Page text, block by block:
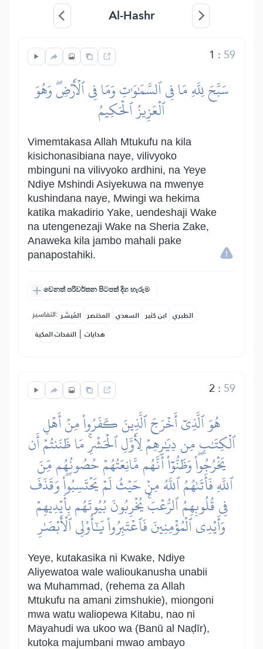
Al-Hashr
1 : 59
سَبَّحَ لِلَّهِ مَا فِي ٱلسَّمَٰوَٰتِ وَمَا فِي ٱلۡأَرۡضِۖ وَهُوَ
ٱلۡعَزِيزُ ٱلۡحَكِيمُ
Vimemtakasa Allah Mtukufu na kila
kisichonasibiana naye, vilivyoko
mbinguni na vilivyoko ardhini, na Yeye
Ndiye Mshindi Asiyekuwa na mwenye
kushindana naye, Mwingi wa hekima
katika makadirio Yake, uendeshaji Wake
na utengenezaji Wake na Sheria Zake,
Anaweka kila jambo mahali pake
panapostahiki.
වෙනත් පරිවර්තන පිටපත් දිග හැරුම
التفاسير: المُيسَّر المختصر السعدي ابن كثير الطبري
النفحات المكية | هدايات
2 : 59
هُوَ ٱلَّذِيٓ أَخۡرَجَ ٱلَّذِينَ كَفَرُواْ مِنۡ أَهۡلِ
ٱلۡكِتَٰبِ مِن دِيَٰرِهِمۡ لِأَوَّلِ ٱلۡحَشۡرِۚ مَا ظَنَنتُمۡ أَن
يَخۡرُجُواْۖ وَظَنُّوٓاْ أَنَّهُم مَّانِعَتُهُمۡ حُصُونُهُم مِّنَ
ٱللَّهِ فَأَتَىٰهُمُ ٱللَّهُ مِنۡ حَيۡثُ لَمۡ يَحۡتَسِبُواْۖ وَقَذَفَ
فِي قُلُوبِهِمُ ٱلرُّعۡبَۚ يُخۡرِبُونَ بُيُوتَهُم بِأَيۡدِيهِمۡ
وَأَيۡدِي ٱلۡمُؤۡمِنِينَ فَٱعۡتَبِرُواْ يَٰٓأُوْلِي ٱلۡأَبۡصَٰرِ
Yeye, kutakasika ni Kwake, Ndiye
Aliyewatoa wale walioukanusha unabii
wa Muhammad, (rehema za Allah
Mtukufu na amani zimshukie), miongoni
mwa watu waliopewa Kitabu, nao ni
Mayahudi wa ukoo wa (Banū al Naḍīr),
kutoka majumbani mwao ambayo